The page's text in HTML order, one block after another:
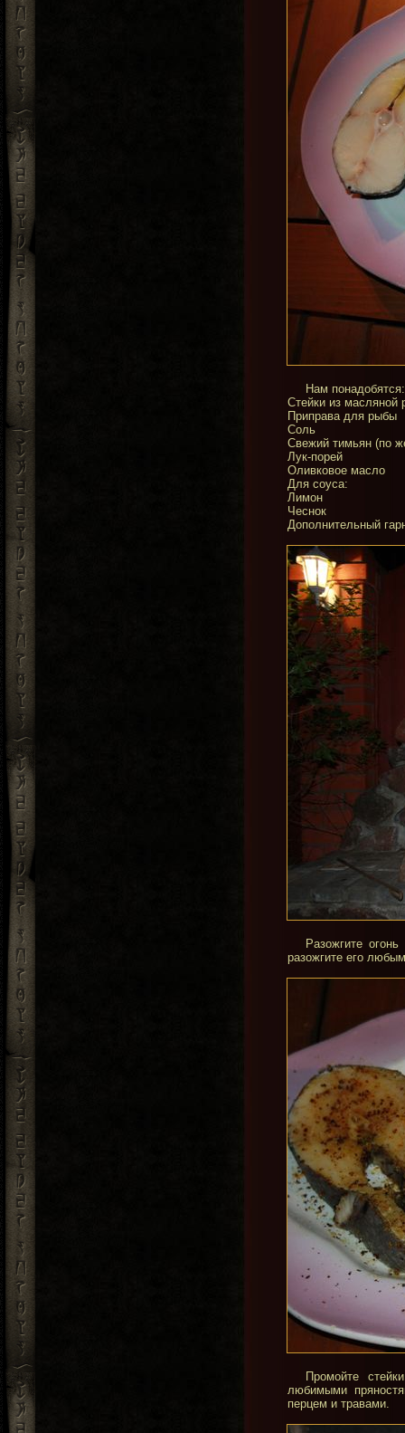
Нам понадобятся:
Стейки из масляной
Приправа для рыбы
Соль
Свежий тимьян (по
Лук-порей
Оливковое масло
Для соуса:
Лимон
Чеснок
Дополнительный
Разожгите
разожгите его
Промойте
любимыми
перцем и травами.